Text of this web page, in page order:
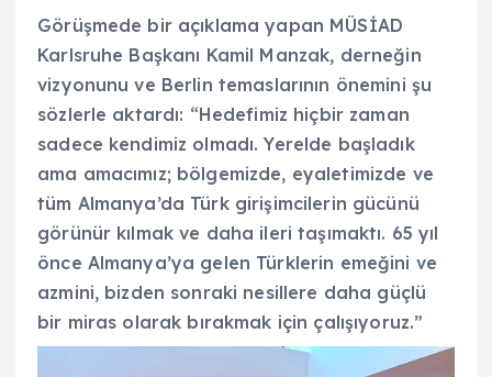
Görüşmede bir açıklama yapan MÜSİAD
Karlsruhe Başkanı Kamil Manzak, derneğin
vizyonunu ve Berlin temaslarının önemini şu
sözlerle aktardı: “Hedefimiz hiçbir zaman
sadece kendimiz olmadı. Yerelde başladık
ama amacımız; bölgemizde, eyaletimizde ve
tüm Almanya’da Türk girişimcilerin gücünü
görünür kılmak ve daha ileri taşımaktı. 65 yıl
önce Almanya’ya gelen Türklerin emeğini ve
azmini, bizden sonraki nesillere daha güçlü
bir miras olarak bırakmak için çalışıyoruz.”